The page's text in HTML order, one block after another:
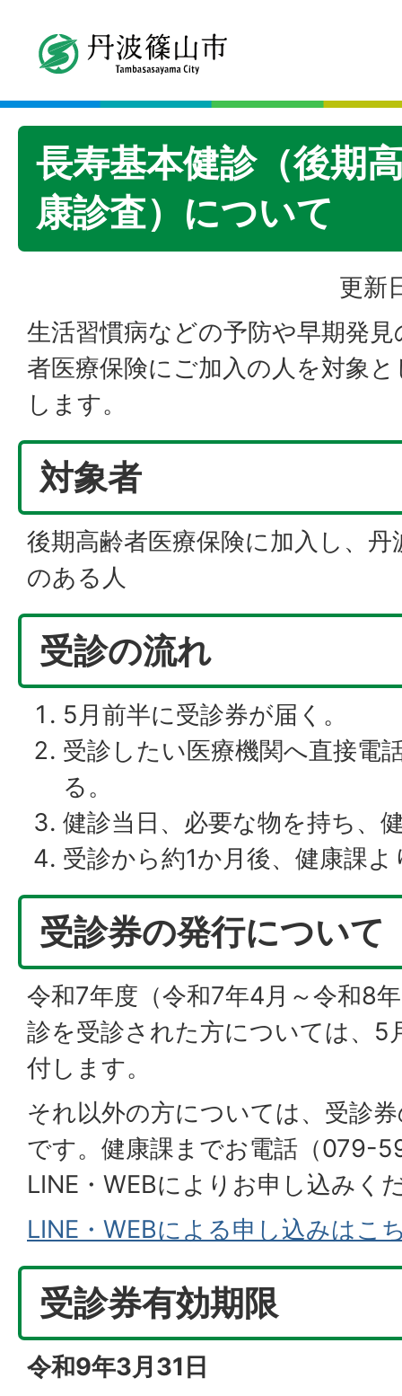
長寿基本健診（後期
康診査）について
更新
生活習慣病などの予防や早期発
者医療保険にご加入の人を対象
します。
対象者
後期高齢者医療保険に加入し、
のある人
受診の流れ
5月前半に受診券が届く。
受診したい医療機関へ直接電
る。
健診当日、必要な物を持ち、
受診から約1か月後、健康課
受診券の発行について
令和7年度（令和7年4月～令和8
診を受診された方については、5
付します。
それ以外の方については、受診
です。健康課までお電話（079-
LINE・WEBによりお申し込みく
LINE・WEBによる申し込みはこ
受診券有効期限
令和9年3月31日